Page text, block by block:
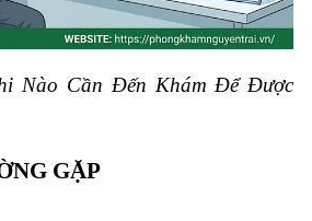
Nào Cần Đến Khám Để Được
GẶP